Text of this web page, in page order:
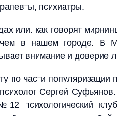
психиатры.
или, как говорят
в нашем городе. В
внимание и доверие
по части
Сергей
психологический